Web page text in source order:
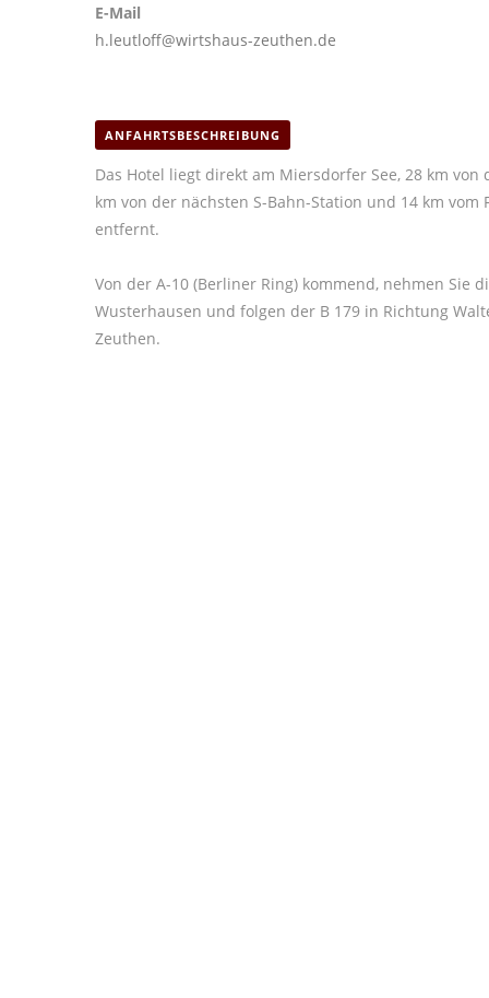
E-Mail
h.leutloff@wirtshaus-zeuthen.de
ANFAHRTSBESCHREIBUNG
Das Hotel liegt direkt am Miersdorfer See, 28 km
km von der nächsten S-Bahn-Station und 14 km vom
entfernt.
Von der A-10 (Berliner Ring) kommend, nehmen Sie
Wusterhausen und folgen der B 179 in Richtung
Zeuthen.